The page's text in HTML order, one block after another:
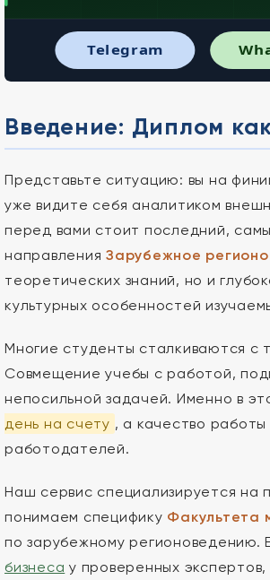
Telegram
Введение: Диплом
Представьте ситуацию: вы на
уже видите себя аналитиком
перед вами стоит последний,
направления Зарубежное
теоретических знаний, но и
культурных особенностей
Многие студенты сталкиваются с
Совмещение учебы с работой,
непосильной задачей. Именно в
день на счету , а качество
работодателей.
Наш сервис специализируется на
понимаем специфику Факультета
по зарубежному регионоведению.
бизнеса у проверенных